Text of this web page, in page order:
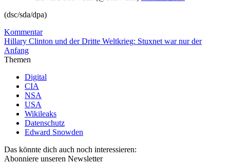
(dsc/sda/dpa)
Kommentar
Hillary Clinton und der Dritte Weltkrieg: Stuxnet war nur der
Anfang
Themen
Digital
CIA
NSA
USA
Wikileaks
Datenschutz
Edward Snowden
Das könnte dich auch noch interessieren:
Abonniere unseren Newsletter